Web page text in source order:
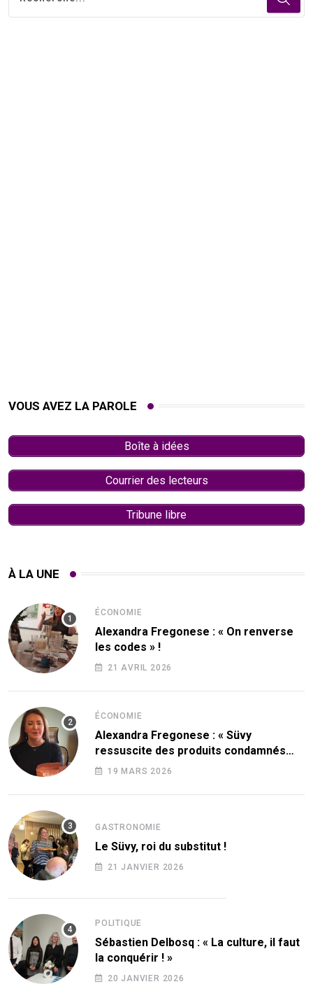
VOUS AVEZ LA PAROLE
Boîte à idées
Courrier des lecteurs
Tribune libre
À LA UNE
ÉCONOMIE
Alexandra Fregonese : « On renverse
les codes » !
21 AVRIL 2026
ÉCONOMIE
Alexandra Fregonese : « Süvy
ressuscite des produits condamnés
par le sucre ! »
19 MARS 2026
GASTRONOMIE
Le Süvy, roi du substitut !
21 JANVIER 2026
POLITIQUE
Sébastien Delbosq : « La culture, il faut
la conquérir ! »
20 JANVIER 2026